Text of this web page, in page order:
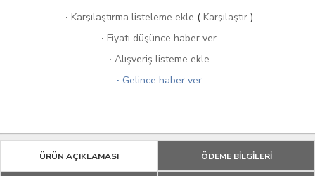
· Karşılaştırma listeleme ekle ( Karşılaştır)
· Fiyatı düşünce haber ver
· Alışveriş listeme ekle
· Gelince haber ver
ÜRÜN AÇIKLAMASI ÖDEME BİLGİLERİ